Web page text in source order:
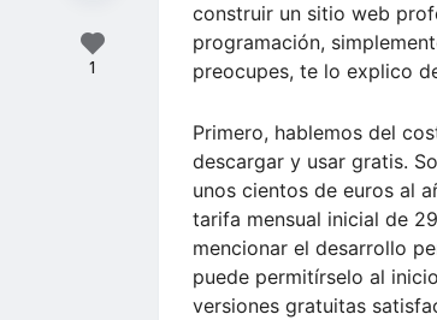
construir un sitio web
programación,
preocupes, te lo explico
Primero, hablemos del
descargar y usar gratis.
unos cientos de euros al
tarifa mensual inicial de
mencionar el desarrollo
puede permitírselo al
versiones gratuitas
1